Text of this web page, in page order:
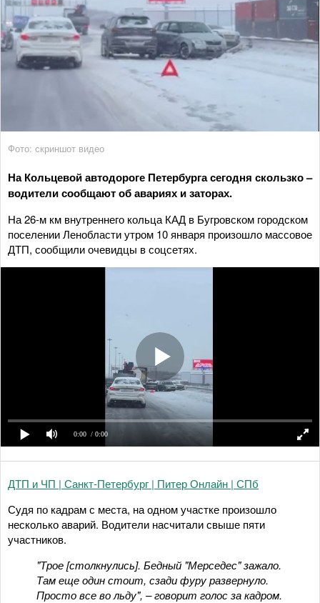
Фото: скриншот видео
На Кольцевой автодороге Петербурга сегодня скользко –
водители сообщают об авариях и заторах.
На 26-м км внутреннего кольца КАД в Бугровском городском
поселении Ленобласти утром 10 января произошло массовое
ДТП, сообщили очевидцы в соцсетях.
0:00 / 0:00
ДТП и ЧП | Санкт-Петербург | Питер Онлайн | СПб
Судя по кадрам с места, на одном участке произошло
несколько аварий. Водители насчитали свыше пяти
участников.
"Трое [столкнулись]. Бедный "Мерседес" зажало.
Там еще один стоит, сзади фуру развернуло.
Просто все во льду", – говорит голос за кадром.